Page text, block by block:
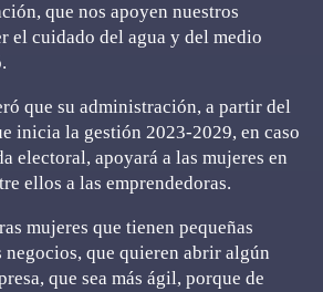
que nos apoyen nuestros
el cuidado del agua y del medio
que su administración, a partir del
inicia la gestión 2023-2029, en caso
electoral, apoyará a las mujeres en
ellos a las emprendedoras.
mujeres que tienen pequeñas
negocios, que quieren abrir algún
que sea más ágil, porque de